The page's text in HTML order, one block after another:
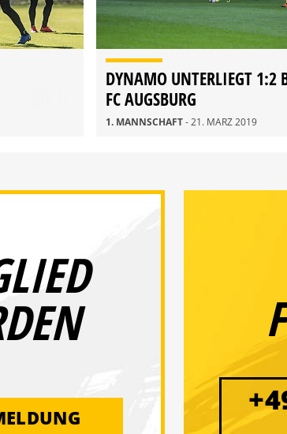
DYNAMO UNTERLIEGT 1:2
FC AUGSBURG
1. MANNSCHAFT- 21. MÄRZ 2019